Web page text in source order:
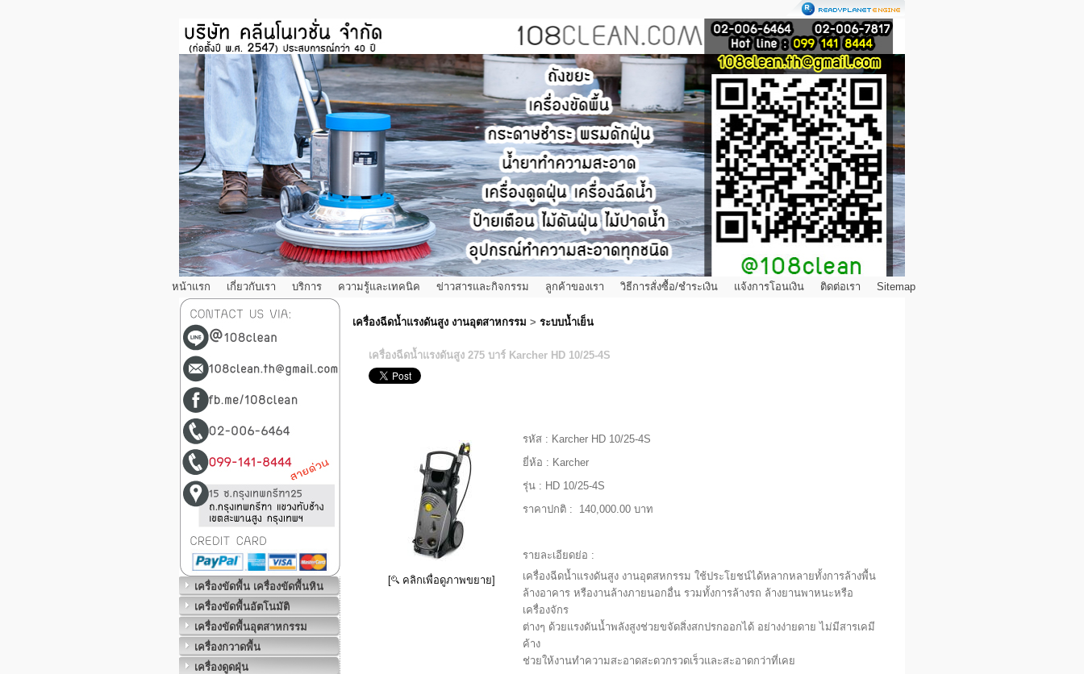
หน้าแรก เกี่ยวกับเรา บริการ ความรู้และเทคนิค ข่าวสารและกิจกรรม ลูกค้าของเรา วิธีการสั่งซื้อ/ชำระเงิน แจ้งการโอนเงิน ติดต่อเรา Sitemap
เครื่องขัดพื้น เครื่องขัดพื้นหิน
เครื่องขัดพื้นอัตโนมัติ
เครื่องขัดพื้นอุตสาหกรรม
เครื่องกวาดพื้น
เครื่องดูดฝุ่น
เครื่องฉีดน้ำแรงดันสูง งานอุตสาหกรรม >ระบบน้ำเย็น
เครื่องฉีดน้ำแรงดันสูง 275 บาร์ Karcher HD 10/25-4S
[ คลิกเพื่อดูภาพขยาย]
รหัส : Karcher HD 10/25-4S
ยี่ห้อ : Karcher
รุ่น : HD 10/25-4S
ราคาปกติ :
140,000.00 บาท
รายละเอียดย่อ :
เครื่องฉีดน้ำแรงดันสูง งานอุตสหกรรม ใช้ประโยชน์ได้หลากหลายทั้งการล้างพื้น
ล้างอาคาร หรืองานล้างภายนอกอื่น รวมทั้งการล้างรถ ล้างยานพาหนะหรือ
เครื่องจักร
ต่างๆ ด้วยแรงดันน้ำพลังสูงช่วยขจัดสิ่งสกปรกออกได้ อย่างง่ายดาย ไม่มีสารเคมี
ค้าง
ช่วยให้งานทำความสะอาดสะดวกรวดเร็วและสะอาดกว่าที่เคย